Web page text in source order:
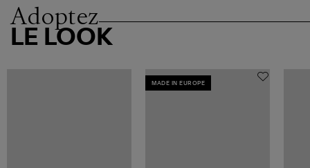
Adoptez
LE LOOK
MADE IN EUROPE